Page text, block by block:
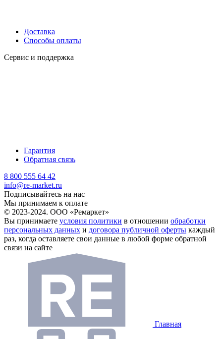
Доставка
Способы оплаты
Сервис и поддержка
Гарантия
Обратная связь
8 800 555 64 42
info@re-market.ru
Подписывайтесь на нас
Мы принимаем к оплате
© 2023-2024. ООО «Ремаркет»
Вы принимаете условия политики в отношении обработки
персональных данных и договора публичной оферты каждый
раз, когда оставляете свои данные в любой форме обратной
связи на сайте
Главная